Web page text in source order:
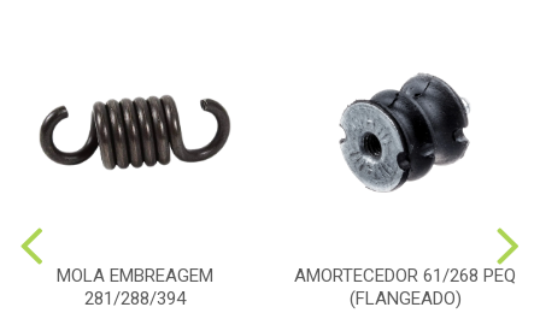
MOLA EMBREAGEM
281/288/394
AMORTECEDOR 61/268 PEQ
(FLANGEADO)